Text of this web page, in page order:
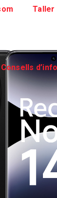
Taller
Consells